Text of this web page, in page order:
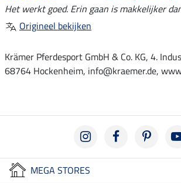
Het werkt goed. Erin gaan is makkelijker
Origineel bekijken
Krämer Pferdesport GmbH & Co. KG, 4.
68764 Hockenheim, info@kraemer.de,
MEGA STORES